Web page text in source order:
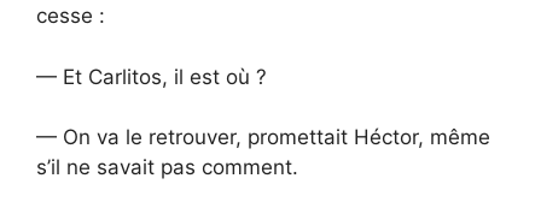
cesse :
— Et Carlitos, il est où ?
— On va le retrouver, promettait Héctor, même
s’il ne savait pas comment.